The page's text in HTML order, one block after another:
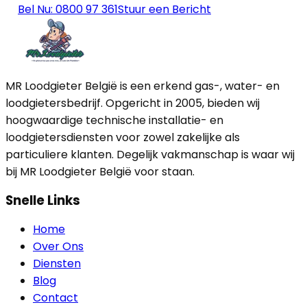
Bel Nu: 0800 97 361Stuur een Bericht
MR Loodgieter België is een erkend gas-, water- en
loodgietersbedrijf. Opgericht in 2005, bieden wij
hoogwaardige technische installatie- en
loodgietersdiensten voor zowel zakelijke als
particuliere klanten. Degelijk vakmanschap is waar wij
bij MR Loodgieter België voor staan.
Snelle Links
Home
Over Ons
Diensten
Blog
Contact